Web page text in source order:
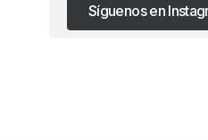
Síguenos en